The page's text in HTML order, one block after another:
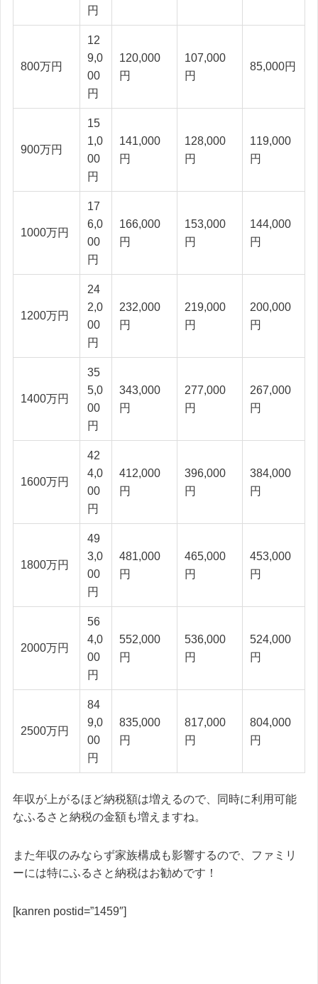
円
800万円
12
9,0
00
円
120,000
円
107,000
円
85,000円
900万円
15
1,0
00
円
141,000
円
128,000
円
119,000
円
1000万円
17
6,0
00
円
166,000
円
153,000
円
144,000
円
1200万円
24
2,0
00
円
232,000
円
219,000
円
200,000
円
1400万円
35
5,0
00
円
343,000
円
277,000
円
267,000
円
1600万円
42
4,0
00
円
412,000
円
396,000
円
384,000
円
1800万円
49
3,0
00
円
481,000
円
465,000
円
453,000
円
2000万円
56
4,0
00
円
552,000
円
536,000
円
524,000
円
2500万円
84
9,0
00
円
835,000
円
817,000
円
804,000
円
年収が上がるほど納税額は増えるので、同時に利用可能
なふるさと納税の金額も増えますね。
また年収のみならず家族構成も影響するので、ファミリ
ーには特にふるさと納税はお勧めです！
[kanren postid=”1459″]